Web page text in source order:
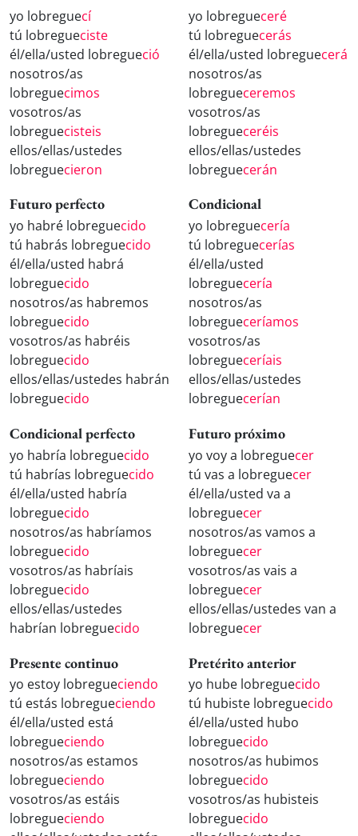
yo lobreguecí
tú lobregueciste
él/ella/usted lobregueció
nosotros/as
lobreguecimos
vosotros/as
lobreguecisteis
ellos/ellas/ustedes
lobreguecieron
yo lobregueceré
tú lobreguecerás
él/ella/usted lobreguecerá
nosotros/as
lobregueceremos
vosotros/as
lobregueceréis
ellos/ellas/ustedes
lobreguecerán
Futuro perfecto
yo habré lobreguecido
tú habrás lobreguecido
él/ella/usted habrá
lobreguecido
nosotros/as habremos
lobreguecido
vosotros/as habréis
lobreguecido
ellos/ellas/ustedes habrán
lobreguecido
Condicional
yo lobreguecería
tú lobreguecerías
él/ella/usted
lobreguecería
nosotros/as
lobregueceríamos
vosotros/as
lobregueceríais
ellos/ellas/ustedes
lobreguecerían
Condicional perfecto
yo habría lobreguecido
tú habrías lobreguecido
él/ella/usted habría
lobreguecido
nosotros/as habríamos
lobreguecido
vosotros/as habríais
lobreguecido
ellos/ellas/ustedes
habrían lobreguecido
Futuro próximo
yo voy a lobreguecer
tú vas a lobreguecer
él/ella/usted va a
lobreguecer
nosotros/as vamos a
lobreguecer
vosotros/as vais a
lobreguecer
ellos/ellas/ustedes van a
lobreguecer
Presente continuo
yo estoy lobregueciendo
tú estás lobregueciendo
él/ella/usted está
lobregueciendo
nosotros/as estamos
lobregueciendo
vosotros/as estáis
lobregueciendo
Pretérito anterior
yo hube lobreguecido
tú hubiste lobreguecido
él/ella/usted hubo
lobreguecido
nosotros/as hubimos
lobreguecido
vosotros/as hubisteis
lobreguecido